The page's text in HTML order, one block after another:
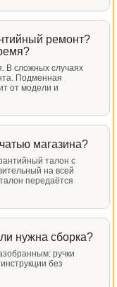
ремонт?
В сложных случаях
Подменная
от модели и
магазина?
талон с
на всей
передаётся
нужна сборка?
ручки
без